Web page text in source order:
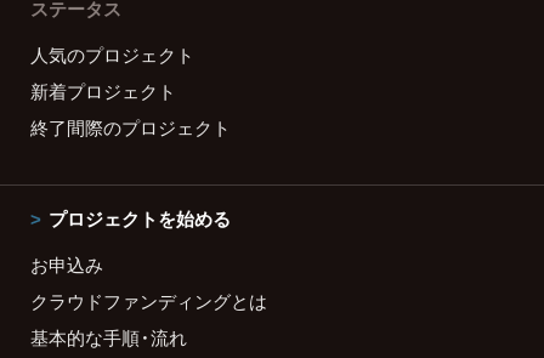
ステータス
人気のプロジェクト
新着プロジェクト
終了間際のプロジェクト
プロジェクトを始める
お申込み
クラウドファンディングとは
基本的な手順・流れ